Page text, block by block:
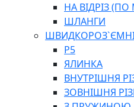
НА ВІДРІЗ (ПО
ШЛАНГИ
P5
ЯЛИНКА
ВНУТРІШНЯ
ЗОВНІШНЯ